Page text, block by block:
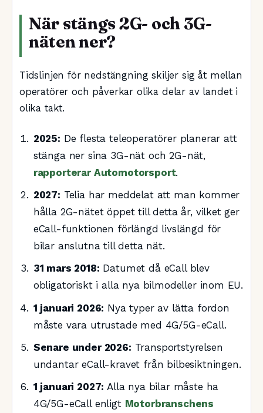
När stängs 2G- och 3G-
näten ner?
Tidslinjen för nedstängning skiljer sig åt mellan
operatörer och påverkar olika delar av landet i
olika takt.
2025: De flesta teleoperatörer planerar att
stänga ner sina 3G-nät och 2G-nät,
rapporterar Automotorsport.
2027: Telia har meddelat att man kommer
hålla 2G-nätet öppet till detta år, vilket ger
eCall-funktionen förlängd livslängd för
bilar anslutna till detta nät.
31 mars 2018: Datumet då eCall blev
obligatoriskt i alla nya bilmodeller inom EU.
1 januari 2026: Nya typer av lätta fordon
måste vara utrustade med 4G/5G-eCall.
Senare under 2026: Transportstyrelsen
undantar eCall-kravet från bilbesiktningen.
1 januari 2027: Alla nya bilar måste ha
4G/5G-eCall enligt Motorbranschens